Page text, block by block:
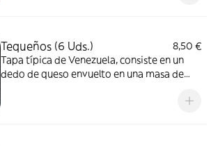
Tequeños (6 Uds.)
8,50 €
Tapa típica de Venezuela, consiste en un
dedo de queso envuelto en una masa de